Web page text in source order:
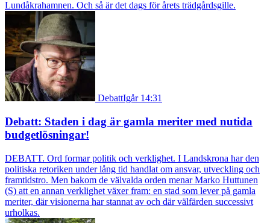
Lundåkrahamnen. Och så är det dags för årets trädgårdsgille.
DebattIgår 14:31
Debatt: Staden i dag är gamla meriter med nutida
budgetlösningar!
DEBATT. Ord formar politik och verklighet. I Landskrona har den
politiska retoriken under lång tid handlat om ansvar, utveckling och
framtidstro. Men bakom de välvalda orden menar Marko Huttunen
(S) att en annan verklighet växer fram: en stad som lever på gamla
meriter, där visionerna har stannat av och där välfärden successivt
urholkas.